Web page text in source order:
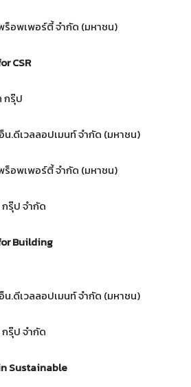
ร็อพเพอร์ตี้ จำกัด (มหาชน)
for CSR
กรุ๊ป
น.ดีเวลลอปเมนท์ จํากัด (มหาชน)
ร็อพเพอร์ตี้ จำกัด (มหาชน)
รุ๊ป จำกัด
Building
น.ดีเวลลอปเมนท์ จํากัด (มหาชน)
รุ๊ป จำกัด
Sustainable